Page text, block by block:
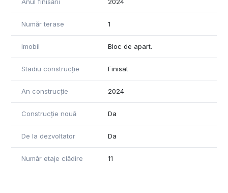
prevăzute cu gresie, faianță și obiecte sanitare
Pentru mai multe informații sau pentru programarea unei
Număr terase 1
Imobil Bloc de apart.
Stadiu construcție Finisat
An construcție 2024
Construcție nouă Da
De la dezvoltator Da
Număr etaje clădire 11